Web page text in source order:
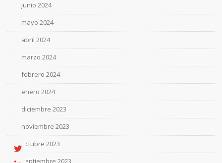
junio 2024
mayo 2024
abril 2024
marzo 2024
febrero 2024
enero 2024
diciembre 2023
noviembre 2023
octubre 2023
septiembre 2023